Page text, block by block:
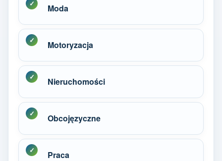
Moda
Motoryzacja
Nieruchomości
Obcojęzyczne
Praca